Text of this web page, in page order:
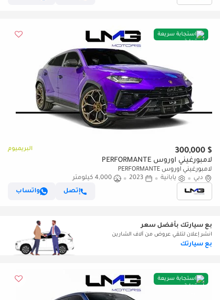
استجابة سريعة
$ 300,000 البريميوم
لامبورغيني اوروس PERFORMANTE
لامبورغيني اوروس PERFORMANTE
دبي
يابانية 2023
4,000 كيلومتر
إتصل
واتساب
بع سيارتك بأفضل سعر
انشر إعلان لتلقي عروض من آلاف الشارين
بع سيارتك
استجابة سريعة